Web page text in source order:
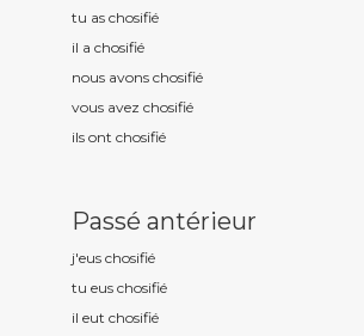
tu as chosifié
il a chosifié
nous avons chosifié
vous avez chosifié
ils ont chosifié
Passé antérieur
j'eus chosifié
tu eus chosifié
il eut chosifié